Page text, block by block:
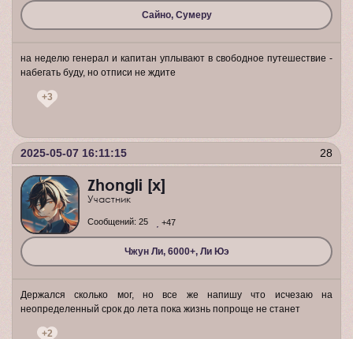
Сайно, Сумеру
на неделю генерал и капитан уплывают в свободное путешествие -
набегать буду, но отписи не ждите
+3
28
2025-05-07 16:11:15
Zhongli [x]
Участник
Чжун Ли, 6000+, Ли Юэ
Сообщений: 25 +47
Держался сколько мог, но все же напишу что исчезаю на
неопределенный срок до лета пока жизнь попроще не станет
+2